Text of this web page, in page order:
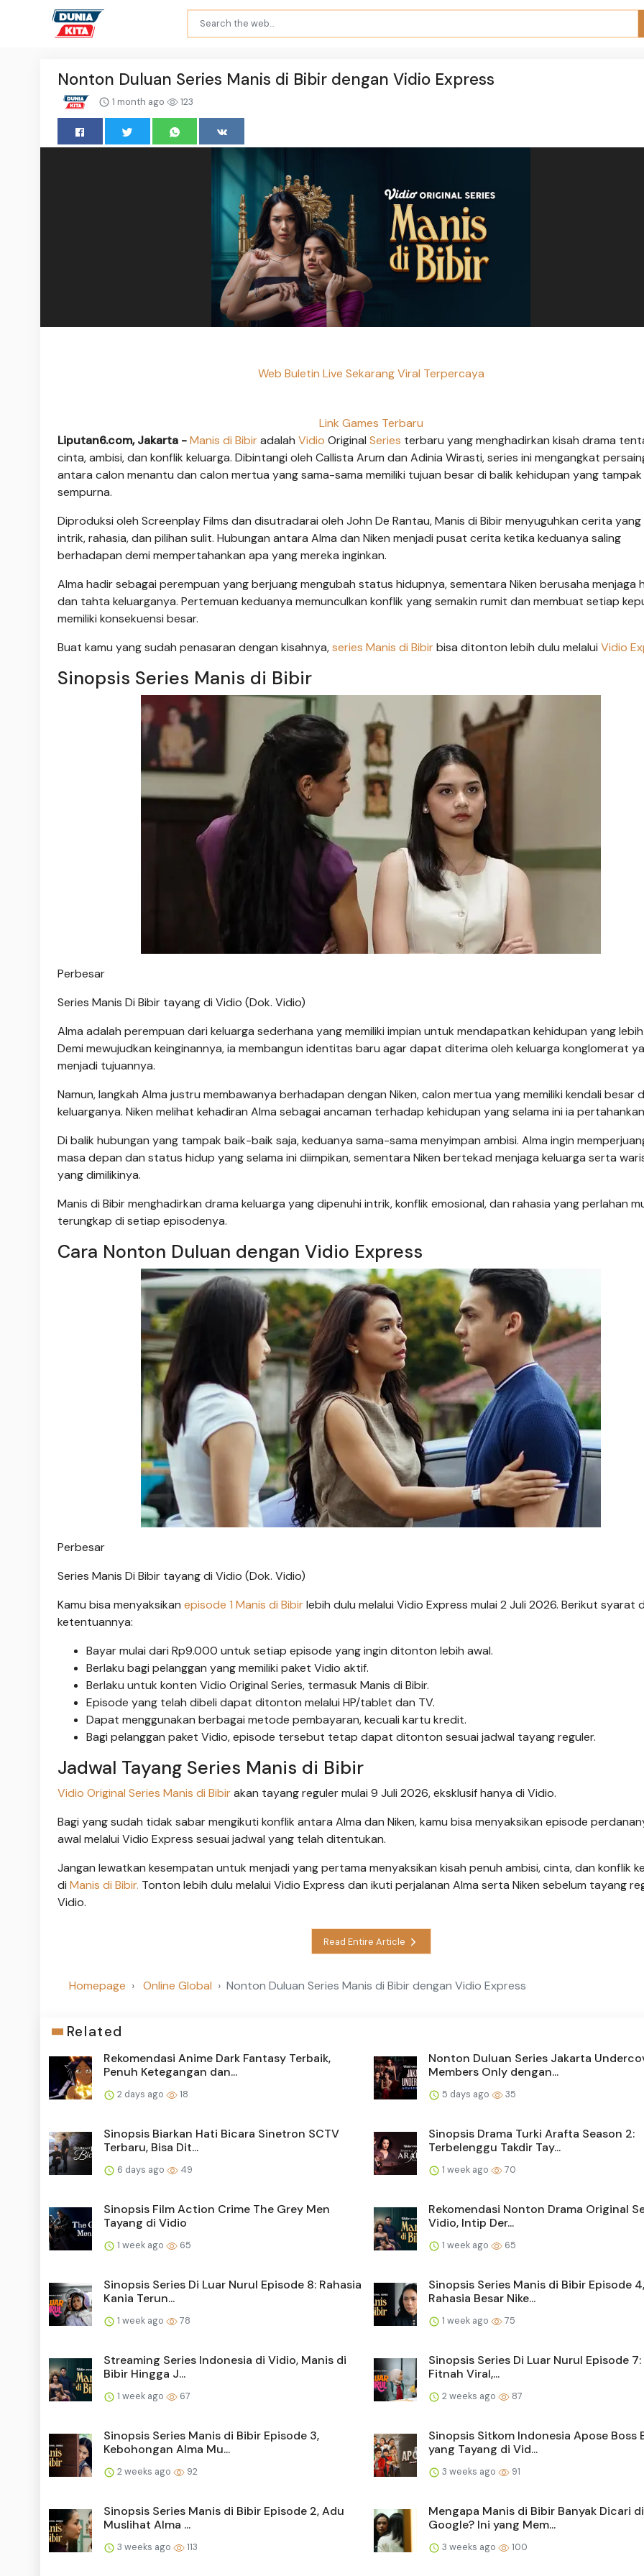
Nonton Duluan Series Manis di Bibir dengan Vidio Express
1 month ago 123
Web Buletin Live Sekarang Viral Terpercaya
Link Games Terbaru
Liputan6.com, Jakarta -Manis di Bibiradalah Vidio Original Series terbaru yang menghadirkan kisah drama
cinta, ambisi, dan konflik keluarga. Dibintangi oleh Callista Arum dan Adinia Wirasti, series ini mengangkat
antara calon menantu dan calon mertua yang sama-sama memiliki tujuan besar di balik kehidupan yang tampak
sempurna.
Diproduksi oleh Screenplay Films dan disutradarai oleh John De Rantau, Manis di Bibir menyuguhkan cerita
intrik, rahasia, dan pilihan sulit. Hubungan antara Alma dan Niken menjadi pusat cerita ketika keduanya saling
berhadapan demi mempertahankan apa yang mereka inginkan.
Alma hadir sebagai perempuan yang berjuang mengubah status hidupnya, sementara Niken berusaha menjaga
dan tahta keluarganya. Pertemuan keduanya memunculkan konflik yang semakin rumit dan membuat setiap
memiliki konsekuensi besar.
Buat kamu yang sudah penasaran dengan kisahnya,series Manis di Bibirbisa ditonton lebih dulu melalui Vidio
Sinopsis Series Manis di Bibir
Perbesar
Series Manis Di Bibir tayang di Vidio (Dok. Vidio)
Alma adalah perempuan dari keluarga sederhana yang memiliki impian untuk mendapatkan kehidupan yang
Demi mewujudkan keinginannya, ia membangun identitas baru agar dapat diterima oleh keluarga konglomerat
menjadi tujuannya.
Namun, langkah Alma justru membawanya berhadapan dengan Niken, calon mertua yang memiliki kendali besar
keluarganya. Niken melihat kehadiran Alma sebagai ancaman terhadap kehidupan yang selama ini ia
Di balik hubungan yang tampak baik-baik saja, keduanya sama-sama menyimpan ambisi. Alma ingin
masa depan dan status hidup yang selama ini diimpikan, sementara Niken bertekad menjaga keluarga serta
yang dimilikinya.
Manis di Bibir menghadirkan drama keluarga yang dipenuhi intrik, konflik emosional, dan rahasia yang perlahan
terungkap di setiap episodenya.
Cara Nonton Duluan dengan Vidio Express
Perbesar
Series Manis Di Bibir tayang di Vidio (Dok. Vidio)
Kamu bisa menyaksikan episode 1 Manis di Bibirlebih dulu melalui Vidio Express mulai 2 Juli 2026. Berikut syarat
ketentuannya:
Bayar mulai dari Rp9.000 untuk setiap episode yang ingin ditonton lebih awal.
Berlaku bagi pelanggan yang memiliki paket Vidio aktif.
Berlaku untuk konten Vidio Original Series, termasuk Manis di Bibir.
Episode yang telah dibeli dapat ditonton melalui HP/tablet dan TV.
Dapat menggunakan berbagai metode pembayaran, kecuali kartu kredit.
Bagi pelanggan paket Vidio, episode tersebut tetap dapat ditonton sesuai jadwal tayang reguler.
Jadwal Tayang Series Manis di Bibir
Vidio Original Series Manis di Bibirakan tayang reguler mulai 9 Juli 2026, eksklusif hanya di Vidio.
Bagi yang sudah tidak sabar mengikuti konflik antara Alma dan Niken, kamu bisa menyaksikan episode
awal melalui Vidio Express sesuai jadwal yang telah ditentukan.
Jangan lewatkan kesempatan untuk menjadi yang pertama menyaksikan kisah penuh ambisi, cinta, dan konflik
di Manis di Bibir. Tonton lebih dulu melalui Vidio Express dan ikuti perjalanan Alma serta Niken sebelum tayang
Vidio.
Read Entire Article
Homepage Online Global Nonton Duluan Series Manis di Bibir dengan Vidio Express
Related
Rekomendasi Anime Dark Fantasy Terbaik,
Penuh Ketegangan dan...
2 days ago 18
Nonton Duluan Series Jakarta
Members Only dengan...
5 days ago 35
Sinopsis Biarkan Hati Bicara Sinetron SCTV
Terbaru, Bisa Dit...
6 days ago 49
Sinopsis Drama Turki Arafta Season 2:
Terbelenggu Takdir Tay...
1 week ago 70
Sinopsis Film Action Crime The Grey Men
Tayang di Vidio
1 week ago 65
Rekomendasi Nonton Drama Original
Vidio, Intip Der...
1 week ago 65
Sinopsis Series Di Luar Nurul Episode 8: Rahasia
Kania Terun...
1 week ago 78
Sinopsis Series Manis di Bibir Episode 4,
Rahasia Besar Nike...
1 week ago 75
Streaming Series Indonesia di Vidio, Manis di
Bibir Hingga J...
1 week ago 67
Sinopsis Series Di Luar Nurul Episode
Fitnah Viral,...
2 weeks ago 87
Sinopsis Series Manis di Bibir Episode 3,
Kebohongan Alma Mu...
2 weeks ago 92
Sinopsis Sitkom Indonesia Apose Boss
yang Tayang di Vid...
3 weeks ago 91
Sinopsis Series Manis di Bibir Episode 2, Adu
Muslihat Alma ...
3 weeks ago 113
Mengapa Manis di Bibir Banyak Dicari di
Google? Ini yang Mem...
3 weeks ago 100